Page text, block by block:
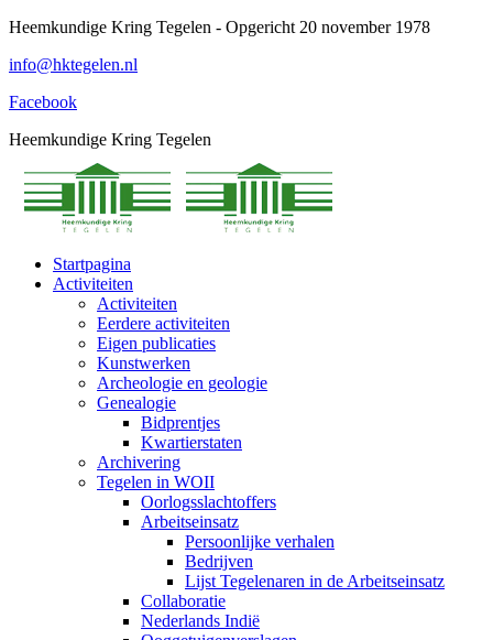
Spring
content
Heemkundige Kring Tegelen - Opgericht 20 november 1978
info@hktegelen.nl
Facebook
Heemkundige Kring Tegelen
Startpagina
Activiteiten
Activiteiten
Eerdere activiteiten
Eigen publicaties
Kunstwerken
Archeologie en geologie
Genealogie
Bidprentjes
Kwartierstaten
Archivering
Tegelen in WOII
Oorlogsslachtoffers
Arbeitseinsatz
Persoonlijke verhalen
Bedrijven
Lijst Tegelenaren in de Arbeitseinsatz
Collaboratie
Nederlands Indië